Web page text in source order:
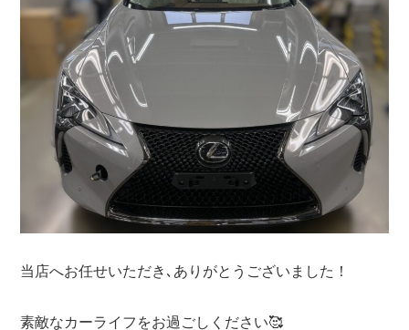
当店へお任せいただき､ありがとうございました！
素敵なカーライフをお過ごしください🥰